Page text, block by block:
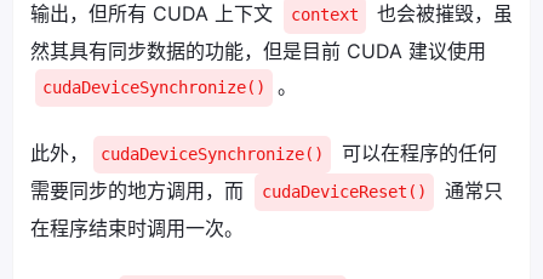
输出，但所有 CUDA 上下文
context
也会被摧毁，虽
然其具有同步数据的功能，但是目前 CUDA 建议使用
cudaDeviceSynchronize() 。
此外， cudaDeviceSynchronize()
可以在程序的任何
需要同步的地方调用，而
cudaDeviceReset()
通常只
在程序结束时调用一次。